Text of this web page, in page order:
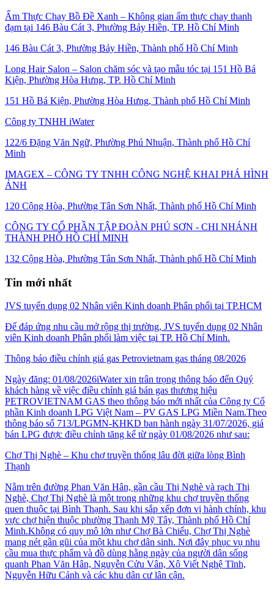
Ẩm Thực Chay Bồ Đề Xanh – Không gian ẩm thực chay thanh
đạm tại 146 Bàu Cát 3, Phường Bảy Hiền, TP. Hồ Chí Minh
146 Bàu Cát 3, Phường Bảy Hiền, Thành phố Hồ Chí Minh
Long Hair Salon – Salon chăm sóc và tạo mẫu tóc tại 151 Hồ Bá
Kiện, Phường Hòa Hưng, TP. Hồ Chí Minh
151 Hồ Bá Kiện, Phường Hòa Hưng, Thành phố Hồ Chí Minh
Công ty TNHH iWater
122/6 Đặng Văn Ngữ, Phường Phú Nhuận, Thành phố Hồ Chí
Minh
IMAGEX – CÔNG TY TNHH CÔNG NGHỆ KHAI PHÁ HÌNH
ẢNH
120 Cộng Hòa, Phường Tân Sơn Nhất, Thành phố Hồ Chí Minh
CÔNG TY CỔ PHẦN TẬP ĐOÀN PHÚ SƠN - CHI NHÁNH
THÀNH PHỐ HỒ CHÍ MINH
132 Cộng Hòa, Phường Tân Sơn Nhất, Thành phố Hồ Chí Minh
Tin mới nhất
JVS tuyển dụng 02 Nhân viên Kinh doanh Phân phối tại TP.HCM
Để đáp ứng nhu cầu mở rộng thị trường, JVS tuyển dụng 02 Nhân
viên Kinh doanh Phân phối làm việc tại TP. Hồ Chí Minh.
Thông báo điều chỉnh giá gas Petrovietnam gas tháng 08/2026
Ngày đăng: 01/08/2026iWater xin trân trọng thông báo đến Quý
khách hàng về việc điều chỉnh giá bán gas thương hiệu
PETROVIETNAM GAS theo thông báo mới nhất của Công ty Cổ
phần Kinh doanh LPG Việt Nam – PV GAS LPG Miền Nam.Theo
thông báo số 713/LPGMN-KHKD ban hành ngày 31/07/2026, giá
bán LPG được điều chỉnh tăng kể từ ngày 01/08/2026 như sau:
Chợ Thị Nghè – Khu chợ truyền thống lâu đời giữa lòng Bình
Thạnh
Nằm trên đường Phan Văn Hân, gần cầu Thị Nghè và rạch Thị
Nghè, Chợ Thị Nghè là một trong những khu chợ truyền thống
quen thuộc tại Bình Thạnh. Sau khi sắp xếp đơn vị hành chính, khu
vực chợ hiện thuộc phường Thạnh Mỹ Tây, Thành phố Hồ Chí
Minh.Không có quy mô lớn như Chợ Bà Chiểu, Chợ Thị Nghè
mang nét gần gũi của một khu chợ dân sinh. Nơi đây phục vụ nhu
cầu mua thực phẩm và đồ dùng hằng ngày của người dân sống
quanh Phan Văn Hân, Nguyễn Cửu Vân, Xô Viết Nghệ Tĩnh,
Nguyễn Hữu Cảnh và các khu dân cư lân cận.